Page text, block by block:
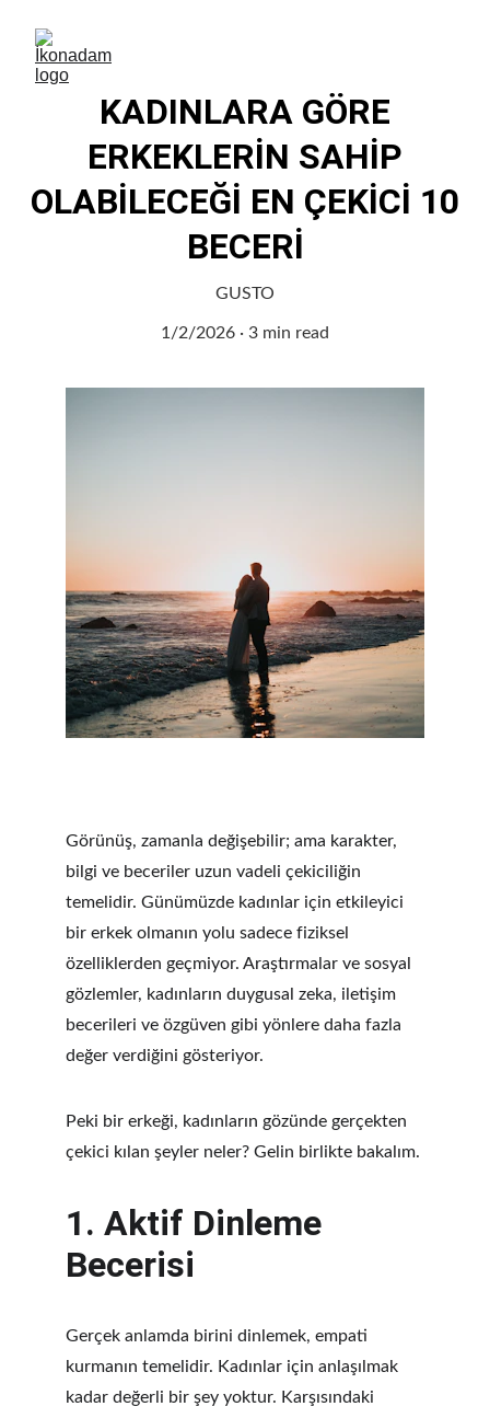
KADINLARA GÖRE
ERKEKLERİN SAHİP
OLABİLECEĞİ EN ÇEKİCİ 10
BECERİ
GUSTO
1/2/2026 3 min read
Görünüş, zamanla değişebilir; ama karakter,
bilgi ve beceriler uzun vadeli çekiciliğin
temelidir. Günümüzde kadınlar için etkileyici
bir erkek olmanın yolu sadece fiziksel
özelliklerden geçmiyor. Araştırmalar ve sosyal
gözlemler, kadınların duygusal zeka, iletişim
becerileri ve özgüven gibi yönlere daha fazla
değer verdiğini gösteriyor.
Peki bir erkeği, kadınların gözünde gerçekten
çekici kılan şeyler neler? Gelin birlikte bakalım.
1. Aktif Dinleme
Becerisi
Gerçek anlamda birini dinlemek, empati
kurmanın temelidir. Kadınlar için anlaşılmak
kadar değerli bir şey yoktur. Karşısındaki